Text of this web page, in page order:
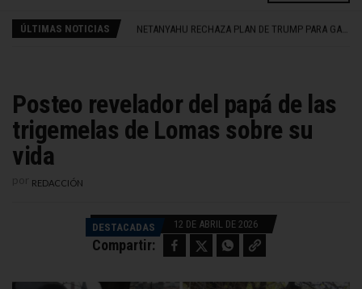
o
ÚLTIMAS NOTICIAS
Posteo revelador del papá de las
trigemelas de Lomas sobre su
vida
REDACCIÓN
DESTACADAS 12 DE ABRIL DE 2026
Compartir: Facebook Twitter WhatsApp Copy link